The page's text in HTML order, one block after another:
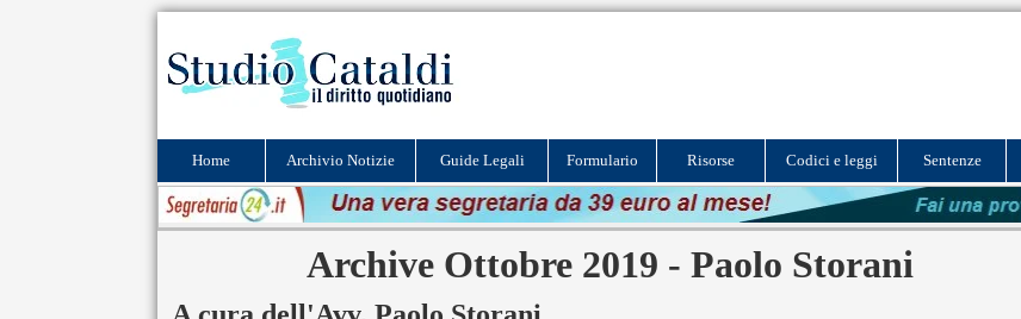
Home Archivio Notizie Guide Legali Formulario Risorse Codici e leggi Sentenze
Archive Ottobre 2019 - Paolo Storani